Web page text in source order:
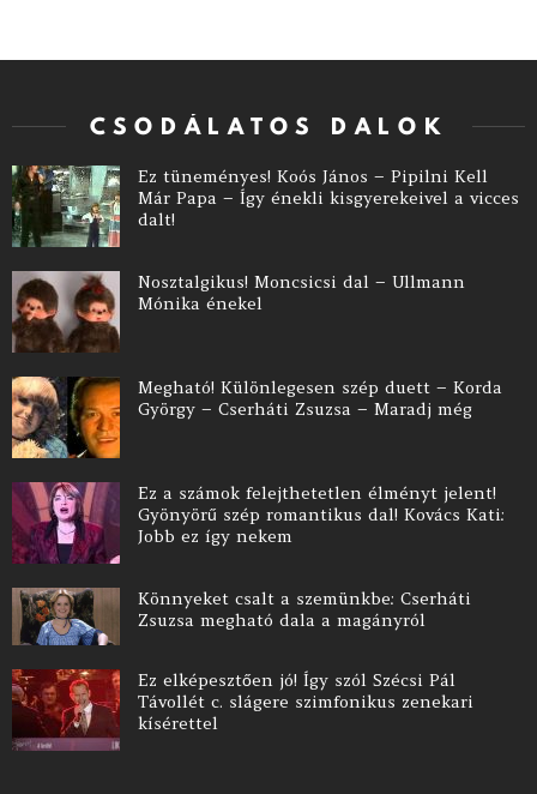
CSODÁLATOS DALOK
Ez tüneményes! Koós János – Pipilni Kell
Már Papa – Így énekli kisgyerekeivel a vicces
dalt!
Nosztalgikus! Moncsicsi dal – Ullmann
Mónika énekel
Megható! Különlegesen szép duett – Korda
György – Cserháti Zsuzsa – Maradj még
Ez a számok felejthetetlen élményt jelent!
Gyönyörű szép romantikus dal! Kovács Kati:
Jobb ez így nekem
Könnyeket csalt a szemünkbe: Cserháti
Zsuzsa megható dala a magányról
Ez elképesztően jó! Így szól Szécsi Pál
Távollét c. slágere szimfonikus zenekari
kísérettel